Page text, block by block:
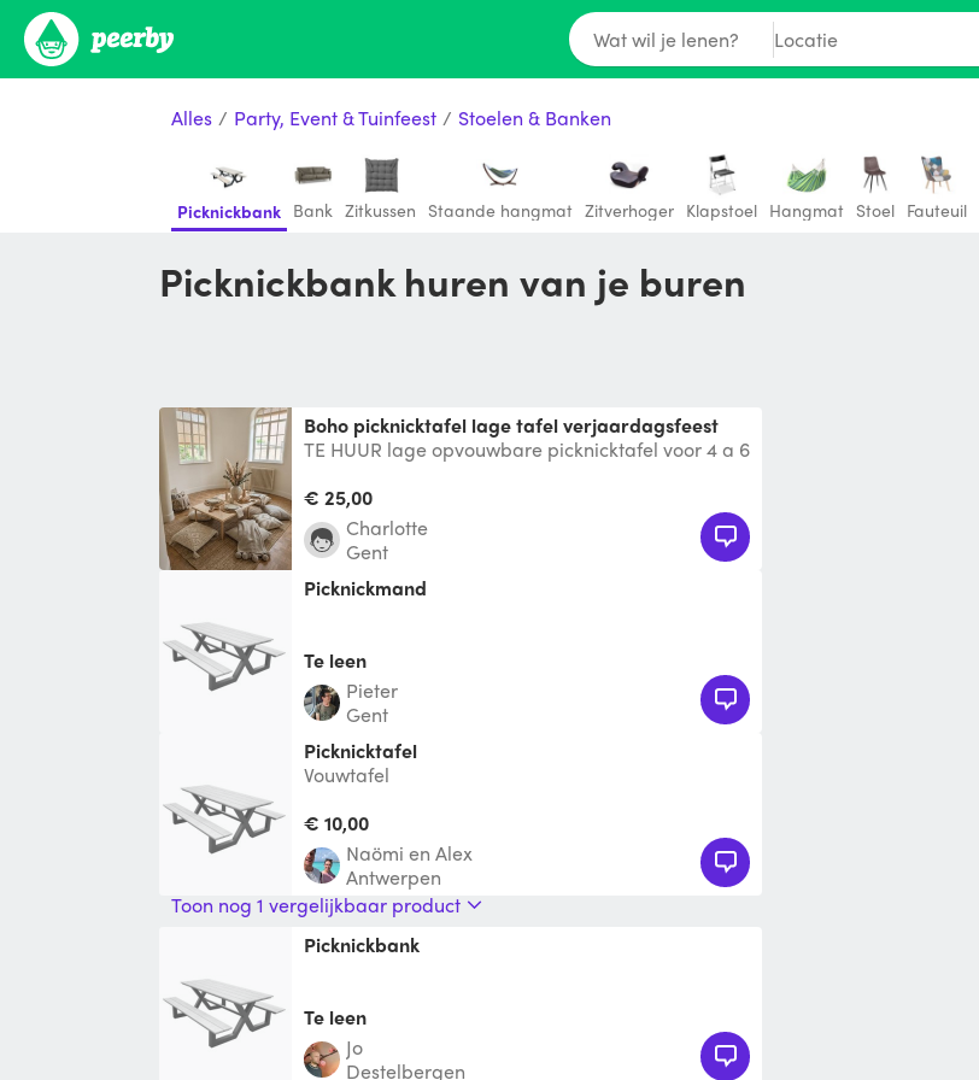
Wat wil je lenen? Locatie
Alles / Party, Event & Tuinfeest / Stoelen & Banken
Picknickbank Bank Zitkussen Staande hangmat Zitverhoger Klapstoel Hangmat Stoel Fauteuil
Picknickbank huren van je buren
boho picknicktafel lage tafel verjaardagsfeest
TE HUUR lage opvouwbare picknicktafel voor 4 a 6
besch
€ 25,00
charlotte
Gent
Picknickmand
Te leen
Pieter
Gent
Picknicktafel
Vouwtafel
€ 10,00
Naömi en Alex
Antwerpen
Toon nog 1 vergelijkbaar product
Picknickbank
Te leen
Jo
Destelbergen